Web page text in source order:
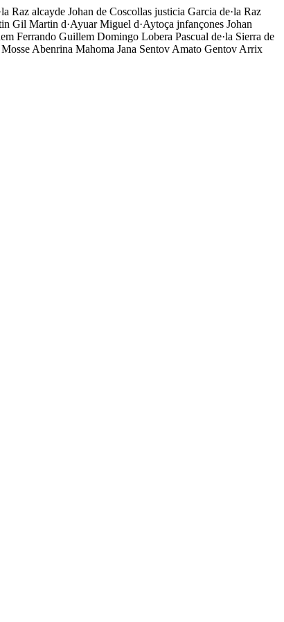
Raz alcayde Johan de Coscollas justicia Garcia de·la Raz
Gil Martin d·Ayuar Miguel d·Aytoça jnfançones Johan
Ferrando Guillem Domingo Lobera Pascual de·la Sierra de
Abenrina Mahoma Jana Sentov Amato Gentov Arrix